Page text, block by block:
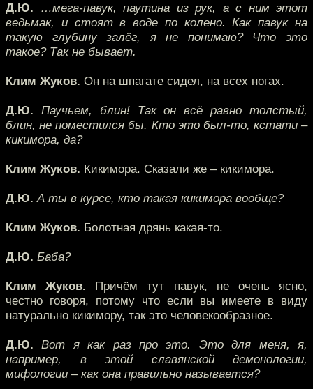
Д.Ю. …мега-павук, паутина из рук, а с ним этот
ведьмак, и стоят в воде по колено. Как павук на
такую глубину залёг, я не понимаю? Что это
такое? Так не бывает.
Клим Жуков. Он на шпагате сидел, на всех ногах.
Д.Ю. Паучьем, блин! Так он всё равно толстый,
блин, не поместился бы. Кто это был-то, кстати –
кикимора, да?
Клим Жуков. Кикимора. Сказали же – кикимора.
Д.Ю. А ты в курсе, кто такая кикимора вообще?
Клим Жуков. Болотная дрянь какая-то.
Д.Ю. Баба?
Клим Жуков. Причём тут павук, не очень ясно,
честно говоря, потому что если вы имеете в виду
натурально кикимору, так это человекообразное.
Д.Ю. Вот я как раз про это. Это для меня, я,
например, в этой славянской демонологии,
мифологии – как она правильно называется?